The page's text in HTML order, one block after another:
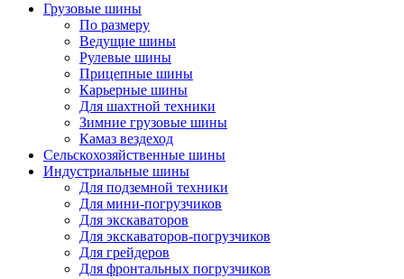
Грузовые шины
По размеру
Ведущие шины
Рулевые шины
Прицепные шины
Карьерные шины
Для шахтной техники
Зимние грузовые шины
Камаз вездеход
Сельскохозяйственные шины
Индустриальные шины
Для подземной техники
Для мини-погрузчиков
Для экскаваторов
Для экскаваторов-погрузчиков
Для грейдеров
Для фронтальных погрузчиков